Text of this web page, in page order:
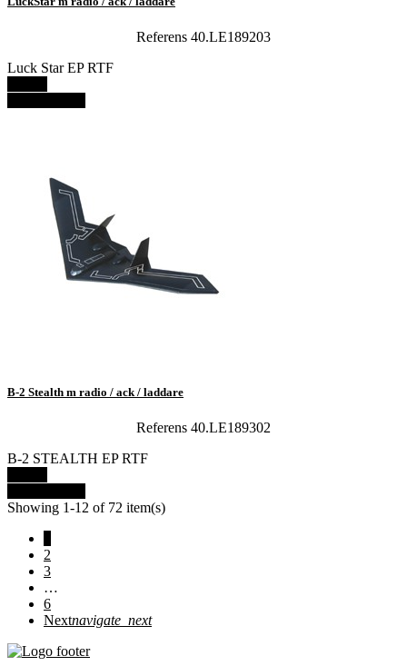
Referens 40.LE189203
Luck Star EP RTF
B-2 Stealth m radio / ack / laddare
Referens 40.LE189302
B-2 STEALTH EP RTF
Showing 1-12 of 72 item(s)
2
3
…
6
Nextnavigate_next